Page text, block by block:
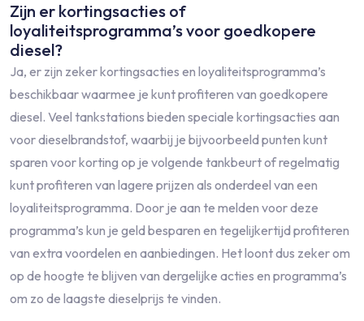
Zijn er kortingsacties of
loyaliteitsprogramma’s voor goedkopere
diesel?
Ja, er zijn zeker kortingsacties en loyaliteitsprogramma’s
beschikbaar waarmee je kunt profiteren van goedkopere
diesel. Veel tankstations bieden speciale kortingsacties aan
voor dieselbrandstof, waarbij je bijvoorbeeld punten kunt
sparen voor korting op je volgende tankbeurt of regelmatig
kunt profiteren van lagere prijzen als onderdeel van een
loyaliteitsprogramma. Door je aan te melden voor deze
programma’s kun je geld besparen en tegelijkertijd profiteren
van extra voordelen en aanbiedingen. Het loont dus zeker om
op de hoogte te blijven van dergelijke acties en programma’s
om zo de laagste dieselprijs te vinden.